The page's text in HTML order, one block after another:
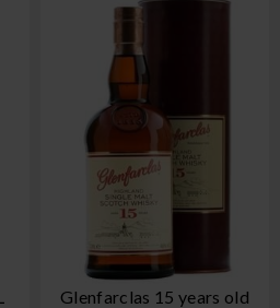
Glenfarclas 15 years old